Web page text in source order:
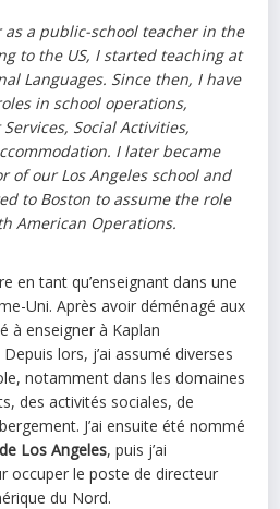
as a public-school teacher in the
to the US, I started teaching at
Languages. Since then, I have
in school operations,
Social Activities,
I later became
of our Los Angeles school and
to Boston to assume the role
American Operations.
en tant qu’enseignant dans une
Uni. Après avoir déménagé aux
à enseigner à Kaplan
lors, j’ai assumé diverses
notamment dans les domaines
des activités sociales, de
J’ai ensuite été nommé
Los Angeles, puis j’ai
occuper le poste de directeur
du Nord.